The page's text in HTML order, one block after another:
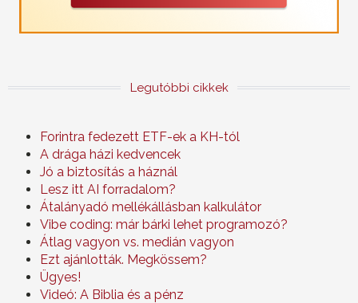
Legutóbbi cikkek
Forintra fedezett ETF-ek a KH-tól
A drága házi kedvencek
Jó a biztosítás a háznál
Lesz itt AI forradalom?
Átalányadó mellékállásban kalkulátor
Vibe coding: már bárki lehet programozó?
Átlag vagyon vs. medián vagyon
Ezt ajánlották. Megkössem?
Ügyes!
Videó: A Biblia és a pénz